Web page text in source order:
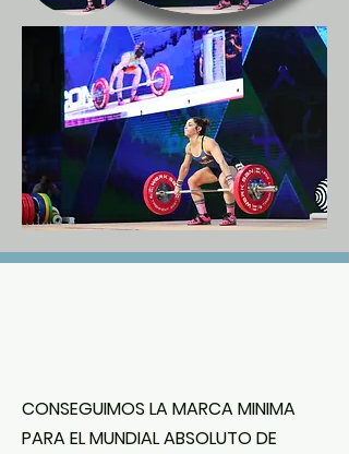
CONSEGUIMOS LA MARCA MINIMA
PARA EL MUNDIAL ABSOLUTO DE